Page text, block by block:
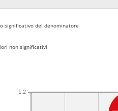
significativo del denominatore
non significativi
1.2